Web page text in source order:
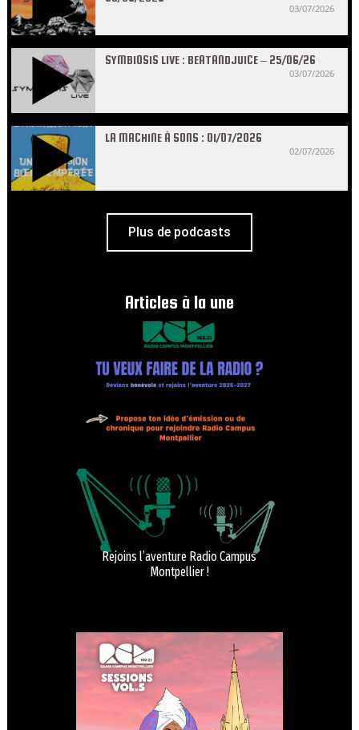
03/07/2026
SYMBIOSIS LIVE : BEATANDJUICE – 25/06/26
03/07/2026
LA MACHINE À SONS : 01/07/2026
02/07/2026
Plus de podcasts
Articles à la une
Rejoins l’aventure Radio Campus
Montpellier !